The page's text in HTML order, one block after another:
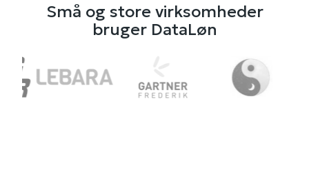
Små og store virksomheder
bruger DataLøn